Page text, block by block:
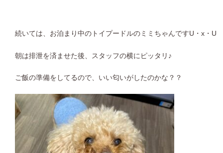
続いては、お泊まり中のトイプードルのミミちゃんですU・x・U
朝は排泄を済ませた後、スタッフの横にピッタリ♪
ご飯の準備をしてるので、いい匂いがしたのかな？？